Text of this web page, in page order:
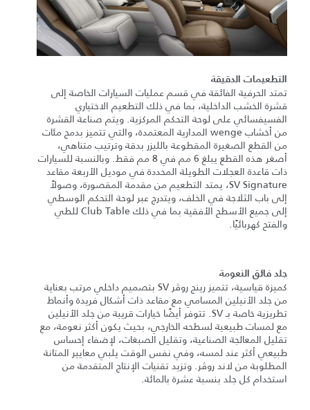
التطعيمات الدقيقة
تمتد الحرفية الفائقة في قسم عمليات السيارات الخاصة إلى
قشرة الخشب الداخلية، بما في ذلك التطعيم الاختياري
الفسيفسائي على لوحة التحكم المركزية. ويتم صناعة القشرة
من أخشاب wenge المدارية المعتمدة، والتي تتميز بدمج مئات
من القطع الصغيرة المقطوعة بالليزر بدقة وترتيب متناهي،
أصغر هذه القطع يبلغ 6 مم في 8 مم فقط. وبالنسبة للسيارات
ذات قاعدة العجلات الطويلة المحددة في موديل الأربعة مقاعد
SV Signature، يمتد التطعيم من مقدمة المقصورة، وصولاً
إلى باب الثلاجة في الخلف، ويتدرج عبر لوحة التحكم الوسطي
إلى جميع الأسطح الأفقية بما في ذلك Club Table للطي
والفتح كهربائيًا.
جلد فائق النعومة
كميزة قياسية، تتميز رينج روڤر SV بتصميم داخلي مرتب بعناية
من جلد الأنيلين المسامي مع مقاعد ذات أشكال فريدة وأنماط
تطريزية خاصة بـ SV. تتوفر أيضًا خيارات قريبة من جلد الأنيلين
مع لمسات طبيعية لسطحه الخارجي، بحيث يكون أكثر نعومة، مع
تقليل المعالجة الصناعية، وتقليل الصبغات، لإضفاء إحساس
طبيعي أكثر عند لمسه، وفي نفس الوقت يلبي معايير المتانة
المطلوبة من لاند روڤر. وتزيد تقنيات الإنتاج المتقدمة من
استخدام كل جلد بنسبة عشرة بالمائة.